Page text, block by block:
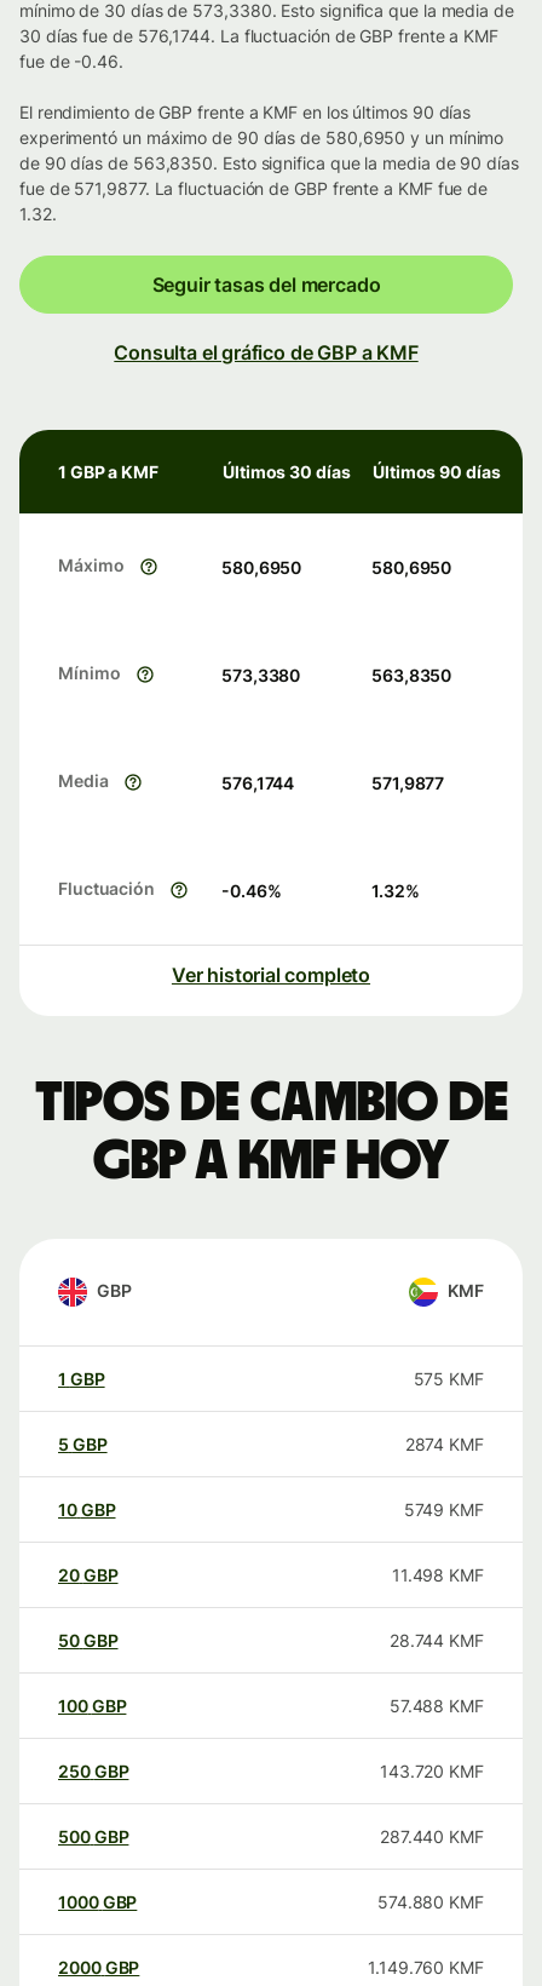
mínimo de 30 días de 573,3380. Esto significa que la media de
30 días fue de 576,1744. La fluctuación de GBP frente a KMF
fue de -0.46.
El rendimiento de GBP frente a KMF en los últimos 90 días
experimentó un máximo de 90 días de 580,6950 y un mínimo
de 90 días de 563,8350. Esto significa que la media de 90 días
fue de 571,9877. La fluctuación de GBP frente a KMF fue de
1.32.
Seguir tasas del mercado
Consulta el gráfico de GBP a KMF
1 GBP a KMF Últimos 30 días Últimos 90 días
Máximo 580,6950 580,6950
Mínimo 573,3380 563,8350
Media 576,1744 571,9877
Fluctuación -0.46% 1.32%
Ver historial completo
Tipos de cambio de
GBP a KMF hoy
GBP KMF
1 GBP 575 KMF
5 GBP 2874 KMF
10GBP 5749 KMF
20GBP 11.498 KMF
50GBP 28.744 KMF
100GBP 57.488 KMF
250GBP 143.720 KMF
500GBP 287.440 KMF
1000GBP 574.880 KMF
2000GBP 1.149.760 KMF